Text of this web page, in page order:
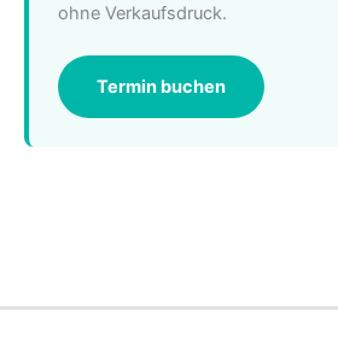
ohne Verkaufsdruck.
Termin buchen